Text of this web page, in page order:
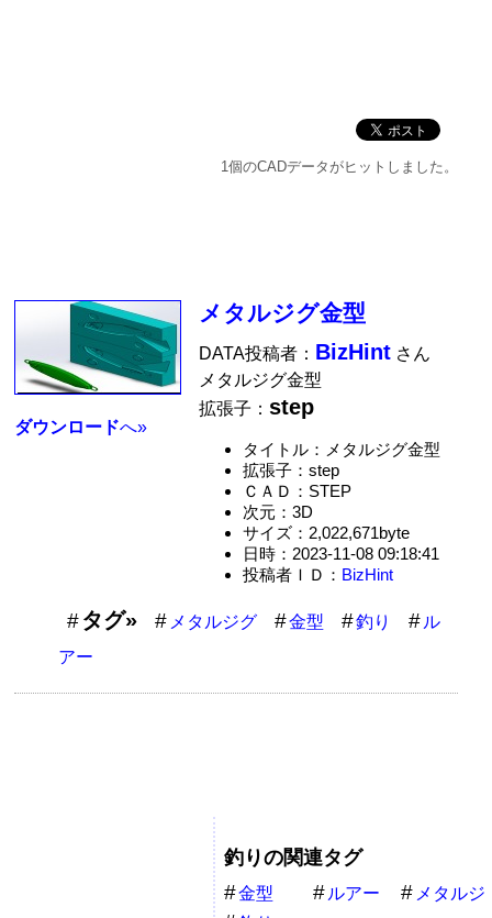
1個のCADデータがヒットしました。
ダウンロードへ»
メタルジグ金型
DATA投稿者： BizHint さん
メタルジグ金型
拡張子：step
タイトル：メタルジグ金型
拡張子：step
ＣＡＤ：STEP
次元：3D
サイズ：2,022,671byte
日時：2023-11-08 09:18:41
投稿者ＩＤ： BizHint
タグ» メタルジグ 金型 釣り
ル
アー
釣りの関連タグ
金型 ルアー
メタルジ